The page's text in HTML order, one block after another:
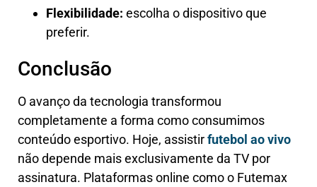
Flexibilidade: escolha o dispositivo que
preferir.
Conclusão
O avanço da tecnologia transformou
completamente a forma como consumimos
conteúdo esportivo. Hoje, assistirfutebol ao vivo
não depende mais exclusivamente da TV por
assinatura. Plataformas online como o Futemax